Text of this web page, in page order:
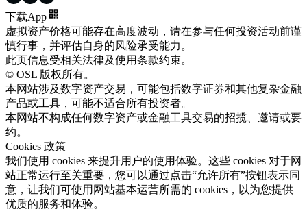
下载App
虚拟资产价格可能存在高度波动，请在参与任何投资活动前谨
慎行事，并评估自身的风险承受能力。
此页信息受相关法律及使用条款约束。
© OSL 版权所有。
本网站涉及数字资产交易，可能包括数字证券和其他复杂金融
产品或工具，可能不适合所有投资者。
本网站不构成任何数字资产或金融工具交易的招揽、邀请或要
约。
Cookies 政策
我们使用 cookies 来提升用户的使用体验。这些 cookies 对于网
站正常运行至关重要，您可以通过点击“允许所有”按钮表示同
意，让我们可使用网站基本运营所需的 cookies，以为您提供
优质的服务和体验。